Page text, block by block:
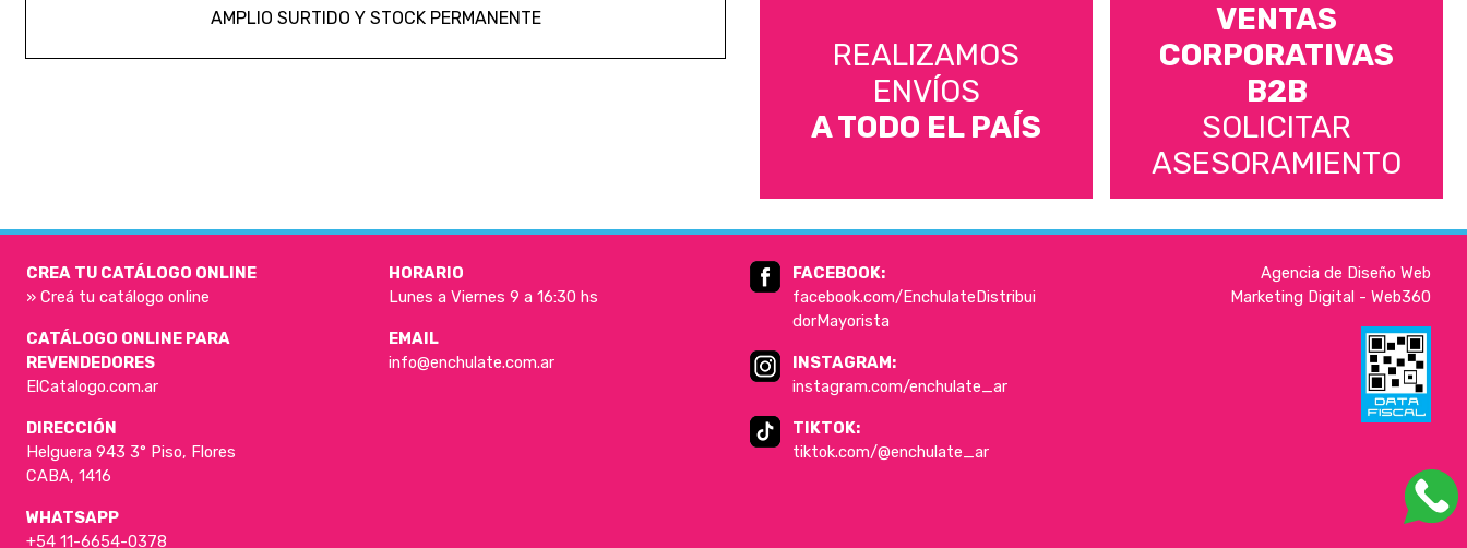
AMPLIO SURTIDO Y STOCK PERMANENTE
REALIZAMOS
ENVÍOS
A TODO EL PAÍS
VENTAS
CORPORATIVAS
B2B
SOLICITAR
ASESORAMIENTO
CREA TU CATÁLOGO ONLINE
» Creá tu catálogo online
CATÁLOGO ONLINE PARA
REVENDEDORES
ElCatalogo.com.ar
DIRECCIÓN
Helguera 943 3° Piso, Flores
CABA, 1416
WHATSAPP
+54 11-6654-0378
HORARIO
Lunes a Viernes 9 a 16:30 hs
EMAIL
info@enchulate.com.ar
FACEBOOK:
facebook.com/EnchulateDistribui
dorMayorista
INSTAGRAM:
instagram.com/enchulate_ar
TIKTOK:
tiktok.com/@enchulate_ar
Agencia de Diseño Web
Marketing Digital - Web360